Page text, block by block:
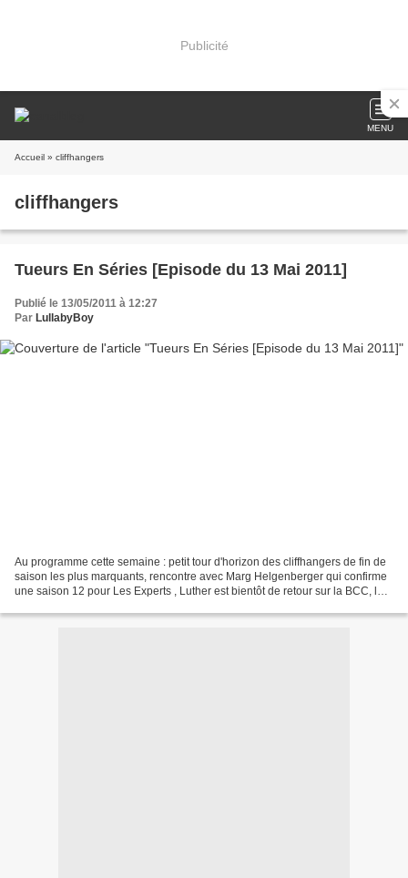
Publicité
MENU
Accueil » cliffhangers
cliffhangers
Tueurs En Séries [Episode du 13 Mai 2011]
Publié le 13/05/2011 à 12:27
Par LullabyBoy
Au programme cette semaine : petit tour d'horizon des cliffhangers de fin de
saison les plus marquants, rencontre avec Marg Helgenberger qui confirme
une saison 12 pour Les Experts , Luther est bientôt de retour sur la BCC, les